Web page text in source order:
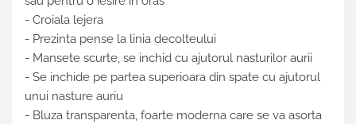
- Croiala lejera
- Prezinta pense la linia decolteului
- Mansete scurte, se inchid cu ajutorul nasturilor aurii
- Se inchide pe partea superioara din spate cu ajutorul
unui nasture auriu
- Bluza transparenta, foarte moderna care se va asorta